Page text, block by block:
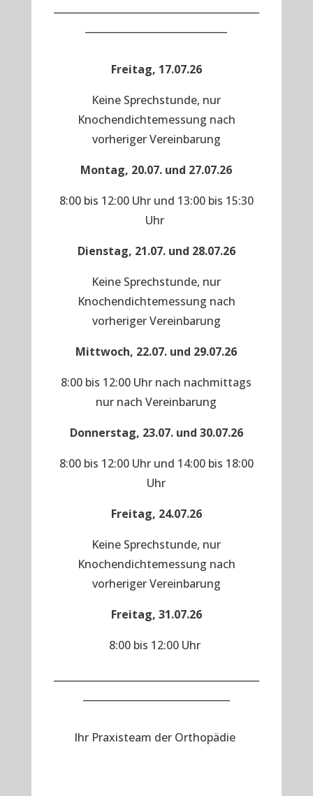
Freitag, 17.07.26
Keine Sprechstunde, nur
Knochendichtemessung nach
vorheriger Vereinbarung
Montag, 20.07. und 27.07.26
8:00 bis 12:00 Uhr und 13:00 bis 15:30
Uhr
Dienstag, 21.07. und 28.07.26
Keine Sprechstunde, nur
Knochendichtemessung nach
vorheriger Vereinbarung
Mittwoch, 22.07. und 29.07.26
8:00 bis 12:00 Uhr nach nachmittags
nur nach Vereinbarung
Donnerstag, 23.07. und 30.07.26
8:00 bis 12:00 Uhr und 14:00 bis 18:00
Uhr
Freitag, 24.07.26
Keine Sprechstunde, nur
Knochendichtemessung nach
vorheriger Vereinbarung
Freitag, 31.07.26
8:00 bis 12:00 Uhr
Ihr Praxisteam der Orthopädie